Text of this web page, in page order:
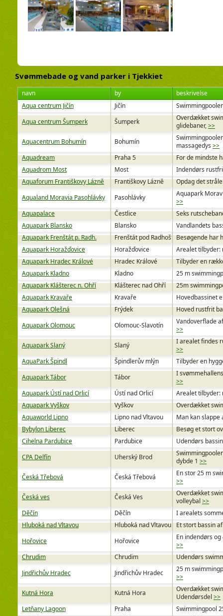
Svømmebade og vand parker i Tjekkiet
navn by
beskrivelse
Aqua centrum Jičín
Jičín
Aqua centrum Šumperk
Šumperk
Overdækket
glidebaner,>>
Aquacentrum Bohumín
Bohumín
massagedys >>
Aquadream
Praha 5
For de mindste
Aquadrom Most
Most
Indendørs
Aquaforum Františkovy Lázně
Františkovy Lázně
Opdag det
Aqualand Moravia Pasohlávky
Pasohlávky
Aquapark
>>
Aquapalace
Čestlice
Seks
Aquapark Blansko
Blansko
Vandlandets
Aquapark Frenštát p. Radh.
Frenštát pod RadhoštěmBesøgende har
Aquapark Horažďovice
Horažďovice
Arealet tilbyder:
Aquapark Hradec Králové
Hradec Králové
Tilbyder en
Aquapark Kladno
Kladno
25 m
Aquapark Klášterec n. Ohří
Klášterec nad Ohří
25m
Aquapark Kravaře
Kravaře
Hovedbassinet
Aquapark Olešná
Frýdek
Hoved rustfrit
Aquapark Olomouc
Olomouc-Slavotín
Vandoverflade
>>
Aquapark Slaný
Slaný
I arealet findes
>>
AquaPark Špindl
Špindlerův mlýn
Tilbyder en
Aquapark Tábor
Tábor
I
>>
Aquapark Ústí nad Orlicí
Ústí nad Orlicí
Arealet tilbyder:
Aquapark Vyškov
Vyškov
Overdækket
Aquaworld Lipno
Lipno nad Vltavou
Man kan
Bybylon Liberec
Liberec
Besøg et stort
Cihelna Pardubice
Pardubice
Udendørs
CPA Delfín
Uherský Brod
dybde 1 >>
Česká Třebová
Česká Třebová
En stor 25 m
>>
Česká ves
Česká Ves
Overdækket
volleybal >>
Děčín
Děčín
I arealets
Hluboká nad Vltavou
Hluboká nad Vltavou Et stort bassin
Hořovice
Hořovice
En indendørs
>>
Chrudim
Chrudim
Udendørs
Jindřichův Hradec
Jindřichův Hradec
25 m
>>
Kutná Hora
Kutná Hora
Overdækket
Udendørsdel >>
Letňany Lagoon
Praha
Swimmingpool